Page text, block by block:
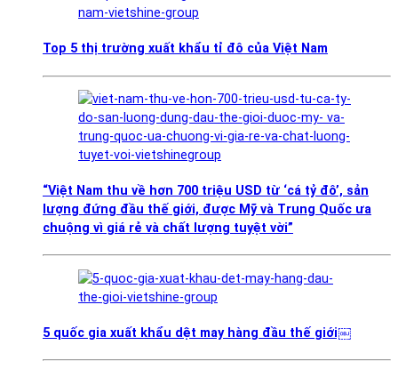
Top 5 thị trường xuất khẩu tỉ đô của Việt Nam
“Việt Nam thu về hơn 700 triệu USD từ ‘cá tỷ đô’, sản
lượng đứng đầu thế giới, được Mỹ và Trung Quốc ưa
chuộng vì giá rẻ và chất lượng tuyệt vời”
5 quốc gia xuất khẩu dệt may hàng đầu thế giới￼